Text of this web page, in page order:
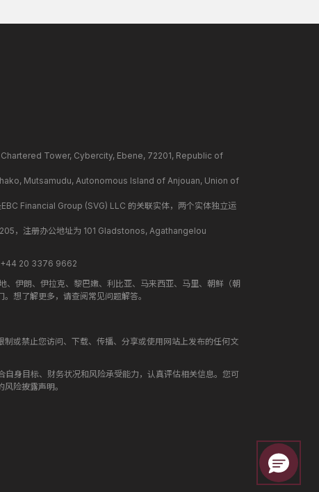
Chartered Tower, Cybercity, Ebene, 72201, Republic of
Mutsamudu, Autonomous Island of Anjouan, Union of
Financial Group (SVG) LLC 的关联实体，两个实体独立运
，注册办公地址为 101 Gladstonos, Agathangelou
+44 20 3376 9662
伊朗、伊拉克、黎巴嫩、利比亚、马来西亚、马里、朝鲜（朝
想了解更多，请查阅常见问题解答。
或禁止您访问、下载、传播、分享或使用网站上发布的任何文
身目标、财务状况和风险承受能力，认真评估相关信息。您可
险披露声明。